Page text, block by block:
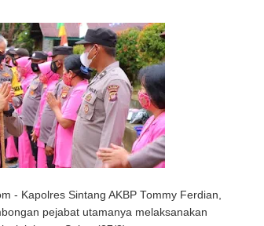
- Kapolres Sintang AKBP Tommy Ferdian,
pejabat utamanya melaksanakan